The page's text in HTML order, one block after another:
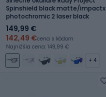
Spinshield black matte/impactx
photochromic 2 laser black
149,99 €
142,49 €cena s kódom
Najnižšia cena: 149,99 €
+ 4